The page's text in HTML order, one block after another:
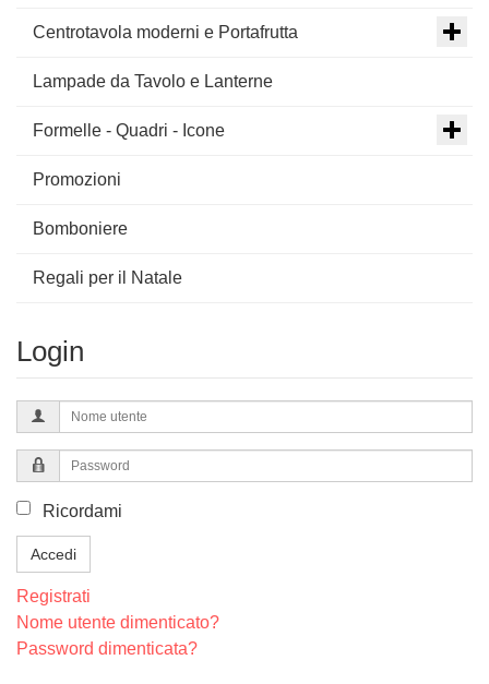
Centrotavola moderni e Portafrutta
Lampade da Tavolo e Lanterne
Formelle - Quadri - Icone
Promozioni
Bomboniere
Regali per il Natale
Login
Nome
utente
Password
Ricordami
Accedi
Registrati
Nome utente dimenticato?
Password dimenticata?